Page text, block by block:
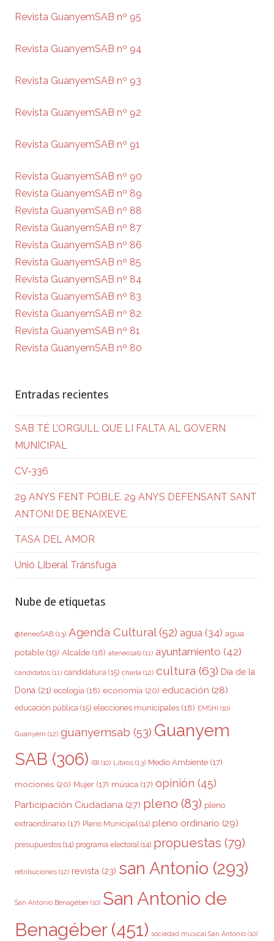
Revista GuanyemSAB nº 95
Revista GuanyemSAB nº 94
Revista GuanyemSAB nº 93
Revista GuanyemSAB nº 92
Revista GuanyemSAB nº 91
Revista GuanyemSAB nº 90
Revista GuanyemSAB nº 89
Revista GuanyemSAB nº 88
Revista GuanyemSAB nº 87
Revista GuanyemSAB nº 86
Revista GuanyemSAB nº 85
Revista GuanyemSAB nº 84
Revista GuanyemSAB nº 83
Revista GuanyemSAB nº 82
Revista GuanyemSAB nº 81
Revista GuanyemSAB nº 80
Entradas recientes
SAB TÉ L’ORGULL QUE LI FALTA AL GOVERN
MUNICIPAL
CV-336
29 ANYS FENT POBLE. 29 ANYS DEFENSANT SANT
ANTONI DE BENAIXEVE.
TASA DEL AMOR
Unió Liberal Tránsfuga
Nube de etiquetas
@teneoSAB (13) Agenda Cultural(52) agua (34) agua
potable (19) Alcalde (18) ateneosab (11) ayuntamiento (42)
candidatos (11) candidatura (15) charla (12) cultura (63) Día de la
Dona (21) ecología (18) economía (20) educación (28)
educación pública (15) elecciones municipales (18) EMSHI (10)
Guanyem (12) guanyemsab (53) Guanyem
SAB (306) IBI (10) Libros (13) Medio Ambiente (17)
mociones (20) Mujer (17) música (17) opinión (45)
Participación Ciudadana (27) pleno (83) pleno
extraordinario (17) Pleno Municipal (14) pleno ordinario (29)
presupuestos (14) programa electoral (14) propuestas (79)
retribuciones (12) revista (23) san Antonio (293)
San Antonio Benagéber (10) San Antonio de
Benagéber(451) sociedad musical San Antonio (10)